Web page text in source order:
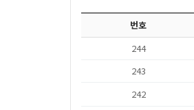
번호
244
243
242